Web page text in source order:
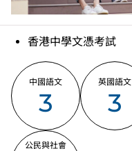
香港中學文憑考試
中國語文
3
英國語文
3
公民與社會